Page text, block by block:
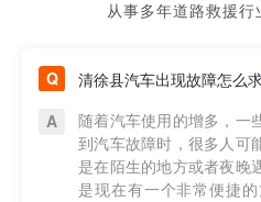
从事多年道路救援
清徐县汽车出现故障怎么
随着汽车使用的增多，一
到汽车故障时，很多人可
是在陌生的地方或者夜晚
是现在有一个非常便捷